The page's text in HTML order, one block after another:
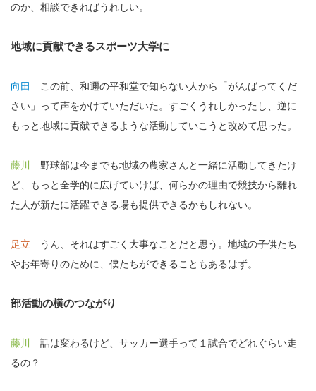
のか、相談できればうれしい。
地域に貢献できるスポーツ大学に
向田
この前、和邇の平和堂で知らない人から「がんばってくだ
さい」って声をかけていただいた。すごくうれしかったし、逆に
もっと地域に貢献できるような活動していこうと改めて思った。
藤川
野球部は今までも地域の農家さんと一緒に活動してきたけ
ど、もっと全学的に広げていけば、何らかの理由で競技から離れ
た人が新たに活躍できる場も提供できるかもしれない。
足立 うん、それはすごく大事なことだと思う。地域の子供たち
やお年寄りのために、僕たちができることもあるはず。
部活動の横のつながり
藤川
話は変わるけど、サッカー選手って１試合でどれぐらい走
るの？